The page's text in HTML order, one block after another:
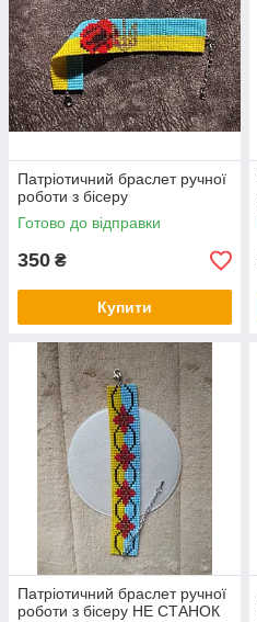
Патріотичний браслет ручної
роботи з бісеру
Готово до відправки
350 ₴
Купити
Патріотичний браслет ручної
роботи з бісеру НЕ СТАНОК